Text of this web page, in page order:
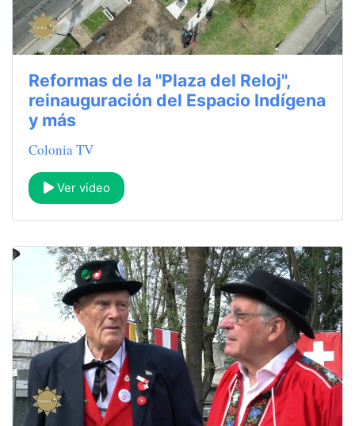
Reformas de la "Plaza del Reloj",
reinauguración del Espacio Indígena
y más
Colonia TV
Ver video